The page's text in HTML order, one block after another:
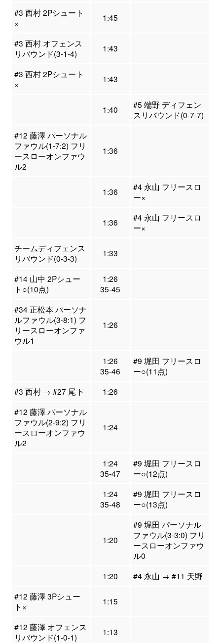
#3 西村 2Pシュート
×
1:45
#3 西村 オフェンス
リバウンド(3-1-4)
1:43
#3 西村 2Pシュート
×
1:43
1:40
#5 端野 ディフェン
スリバウンド(0-7-7)
#12 藤澤 パーソナル
ファウル(1-7:2) フリ
ースローオンファウ
ル2
1:36
1:36
#4 永山 フリースロ
ー×
1:36
#4 永山 フリースロ
ー×
チームディフェンス
リバウンド(0-3-3)
1:33
#14 山中 2Pシュー
ト○(10点)
1:26
35-45
#34 正松本 パーソナ
ルファウル(3-8:1) フ
リースローオンファ
ウル1
1:26
1:26
35-46
#9 堀田 フリースロ
ー○(11点)
#3 西村 → #27 尾下
1:26
#12 藤澤 パーソナル
ファウル(2-9:2) フリ
ースローオンファウ
ル2
1:24
1:24
35-47
#9 堀田 フリースロ
ー○(12点)
1:24
35-48
#9 堀田 フリースロ
ー○(13点)
1:20
#9 堀田 パーソナル
ファウル(3-3:0) フリ
ースローオンファウ
ル0
1:20
#4 永山 → #11 天野
#12 藤澤 3Pシュー
ト×
1:15
#12 藤澤 オフェンス
リバウンド(1-0-1)
1:13